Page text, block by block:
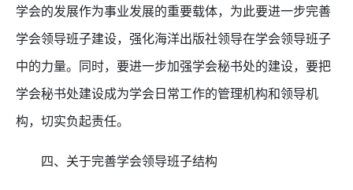
学会的发展作为事业发展的重要载体，为此要进一步完善
学会领导班子建设，强化海洋出版社领导在学会领导班子
中的力量。同时，要进一步加强学会秘书处的建设，要把
学会秘书处建设成为学会日常工作的管理机构和领导机
构，切实负起责任。
四、关于完善学会领导班子结构